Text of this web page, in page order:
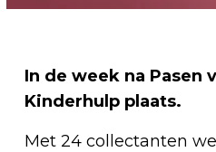
In de week na Pasen
Kinderhulp plaats.
Met 24 collectanten